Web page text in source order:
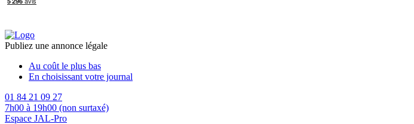
Publiez une annonce légale
Au coût le plus bas
En choisissant votre journal
01 84 21 09 27
7h00 à 19h00 (non surtaxé)
Espace JAL-Pro